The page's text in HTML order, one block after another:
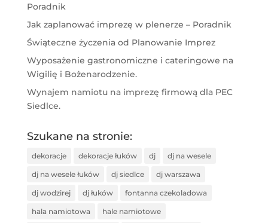
Poradnik
Jak zaplanować imprezę w plenerze – Poradnik
Świąteczne życzenia od Planowanie Imprez
Wyposażenie gastronomiczne i cateringowe na
Wigilię i Bożenarodzenie.
Wynajem namiotu na imprezę firmową dla PEC
Siedlce.
Szukane na stronie:
dekoracje dekoracje łuków dj dj na wesele
dj na wesele łuków dj siedlce dj warszawa
dj wodzirej dj łuków fontanna czekoladowa
hala namiotowa hale namiotowe